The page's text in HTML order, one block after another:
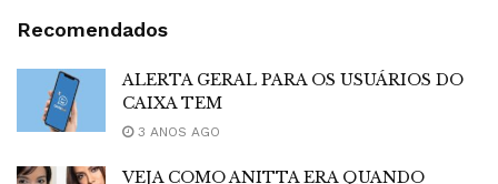
Recomendados
ALERTA GERAL PARA OS USUÁRIOS DO
CAIXA TEM
3 ANOS AGO
VEJA COMO ANITTA ERA QUANDO